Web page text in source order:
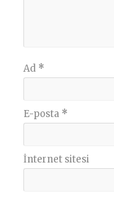
Ad *
E-posta *
İnternet sitesi